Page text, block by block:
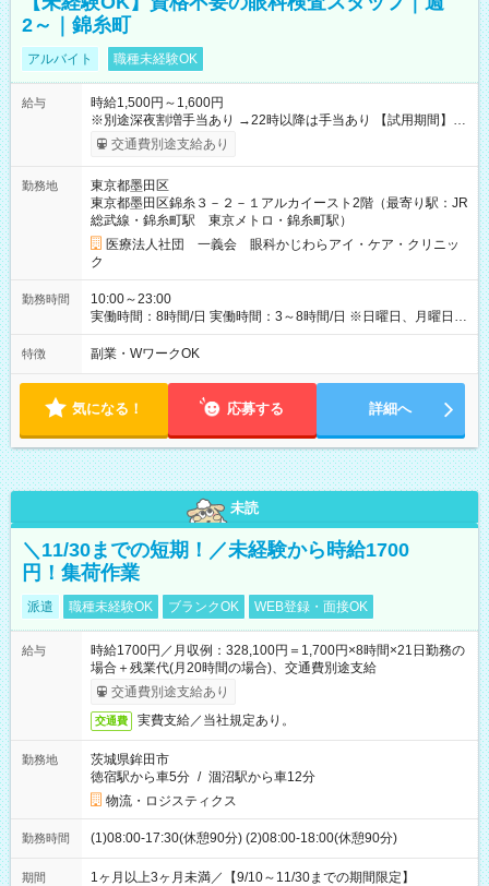
2～｜錦糸町
アルバイト 職種未経験OK
給与
時給1,500円～1,600円
※別途深夜割増手当あり →22時以降は手当あり 【試用期間】試
用期間なし
交通費別途支給あり
勤務地
東京都墨田区
東京都墨田区錦糸３－２－１アルカイースト2階（最寄り駅：JR
総武線・錦糸町駅 東京メトロ・錦糸町駅）
医療法人社団 一義会 眼科かじわらアイ・ケア・クリニッ
ク
勤務時間
10:00～23:00
実働時間：8時間/日 実働時間：3～8時間/日 ※日曜日、月曜日、
祝日はお休みです 昇給：あり（業績による）
特徴 副業・WワークOK
気になる！ 応募する 詳細へ
未読
＼11/30までの短期！／未経験から時給1700
円！集荷作業
派遣 職種未経験OK ブランクOK WEB登録・面接OK
給与
時給1700円／月収例：328,100円＝1,700円×8時間×21日勤務の
場合＋残業代(月20時間の場合)、交通費別途支給
交通費別途支給あり
交通費 実費支給／当社規定あり。
勤務地
茨城県鉾田市
徳宿駅から車5分 / 涸沼駅から車12分
物流・ロジスティクス
勤務時間 (1)08:00-17:30(休憩90分) (2)08:00-18:00(休憩90分)
期間 1ヶ月以上3ヶ月未満／【9/10～11/30までの期間限定】